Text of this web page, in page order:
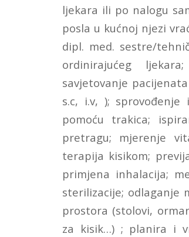
ljekara ili po nalogu
posla u kućnoj njezi
dipl. med. sestre/
ordinirajućeg
savjetovanje
s.c, i.v, );
pomoću trakica;
pretragu; mjerenje
terapija kisikom;
primjena inhalacija;
sterilizacije; odlaganje
prostora (stolovi,
za kisik…) ; planira i